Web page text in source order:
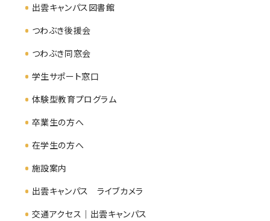
出雲キャンパス図書館
つわぶき後援会
つわぶき同窓会
学生サポート窓口
体験型教育プログラム
卒業生の方へ
在学生の方へ
施設案内
出雲キャンパス ライブカメラ
交通アクセス｜出雲キャンパス